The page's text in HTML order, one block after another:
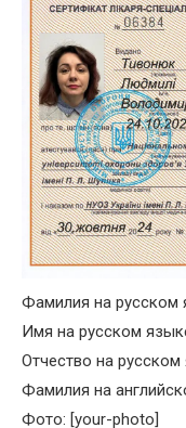
Фамилия на русском
Имя на русском
Отчество на
Фамилия на
Фото: [your-photo]